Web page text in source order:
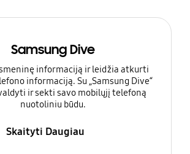
Samsung Dive
informaciją ir leidžia atkurti
informaciją. Su „Samsung Dive“
ir sekti savo mobilųjį telefoną
nuotoliniu būdu.
Skaityti Daugiau